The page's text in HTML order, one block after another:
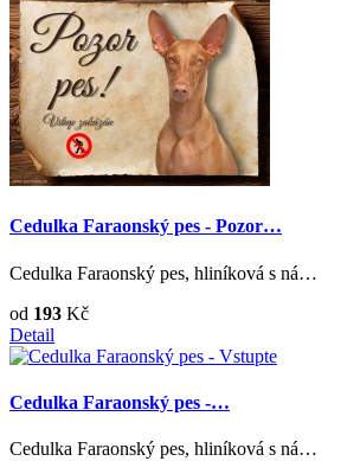
Cedulka Faraonský pes - Pozor…
Cedulka Faraonský pes, hliníková s ná…
od 193 Kč
Detail
Cedulka Faraonský pes -…
Cedulka Faraonský pes, hliníková s ná…